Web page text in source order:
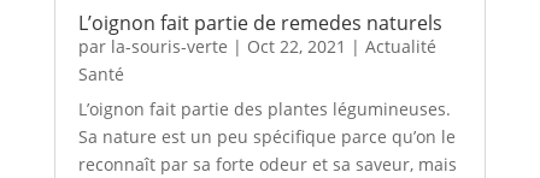
L’oignon fait partie de remedes naturels
par la-souris-verte | Oct 22, 2021 | Actualité
Santé
L’oignon fait partie des plantes légumineuses.
Sa nature est un peu spécifique parce qu’on le
reconnaît par sa forte odeur et sa saveur, mais